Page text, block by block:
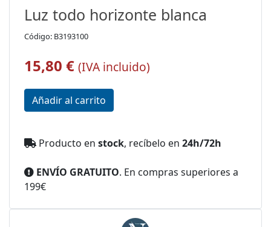
Luz todo horizonte blanca
Código: B3193100
15,80 € (IVA incluido)
Producto en stock, recíbelo en 24h/72h
ENVÍO GRATUITO. En compras superiores a
199€